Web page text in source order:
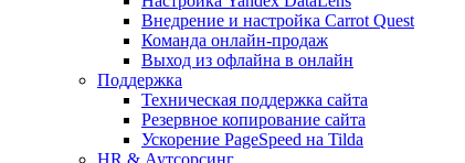
Внедрение и настройка Carrot Quest
Команда онлайн-продаж
Выход из офлайна в онлайн
Поддержка
Техническая поддержка сайта
Резервное копирование сайта
Ускорение PageSpeed на Tilda
HR & Аутсорсинг